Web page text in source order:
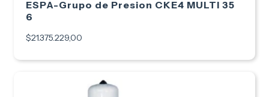
ESPA-Grupo de Presion CKE4 MULTI 35
6
$21.375.229,00